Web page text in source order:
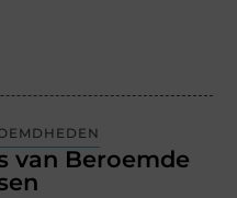
van Beroemde